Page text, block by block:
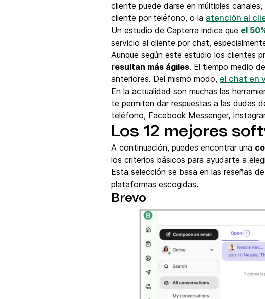
cliente puede darse en múltiples
cliente por teléfono, o la atención al
Un estudio de Capterra indica que el
servicio al cliente por chat,
Aunque según este estudio los clientes
resultan más ágiles. El tiempo medio
anteriores. Del mismo modo, el chat en
En la actualidad son muchas las
te permiten dar respuestas a las dudas
teléfono, Facebook Messenger,
Los 12 mejores
A continuación, puedes encontrar una
los criterios básicos para ayudarte a
Esta selección se basa en las reseñas
plataformas escogidas.
Brevo